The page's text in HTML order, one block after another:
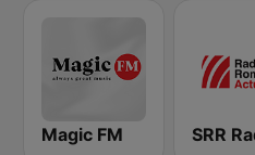
Magic FM